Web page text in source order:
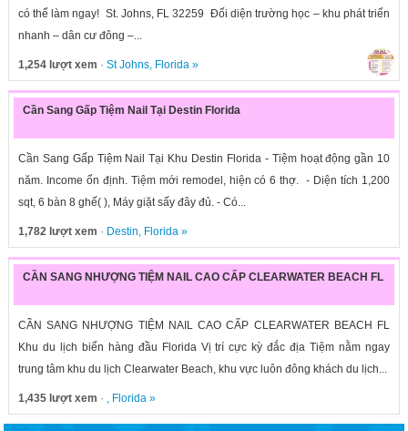
có thể làm ngay! St. Johns, FL 32259 Đối diện trường học – khu phát triển
nhanh – dân cư đông –...
1,254 lượt xem · St Johns, Florida»
Cần Sang Gấp Tiệm Nail Tại Destin Florida
Cần Sang Gấp Tiệm Nail Tại Khu Destin Florida - Tiệm hoạt động gần 10
năm. Income ổn định. Tiệm mới remodel, hiện có 6 thợ. - Diện tích 1,200
sqt, 6 bàn 8 ghế( ), Máy giặt sấy đây đủ. - Có...
1,782 lượt xem · Destin, Florida»
CẦN SANG NHƯỢNG TIỆM NAIL CAO CẤP CLEARWATER BEACH FL
CẦN SANG NHƯỢNG TIỆM NAIL CAO CẤP CLEARWATER BEACH FL
Khu du lịch biển hàng đầu Florida Vị trí cực kỳ đắc địa Tiệm nằm ngay
trung tâm khu du lịch Clearwater Beach, khu vực luôn đông khách du lịch...
1,435 lượt xem · , Florida»